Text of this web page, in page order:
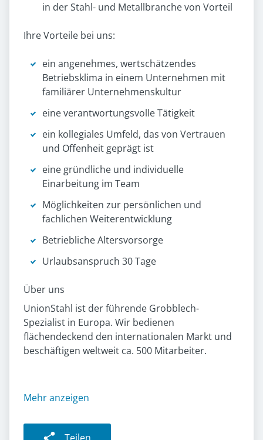
in der Stahl- und Metallbranche von Vorteil
Ihre Vorteile bei uns:
ein angenehmes, wertschätzendes
Betriebsklima in einem Unternehmen mit
familiärer Unternehmenskultur
eine verantwortungsvolle Tätigkeit
ein kollegiales Umfeld, das von Vertrauen
und Offenheit geprägt ist
eine gründliche und individuelle
Einarbeitung im Team
Möglichkeiten zur persönlichen und
fachlichen Weiterentwicklung
Betriebliche Altersvorsorge
Urlaubsanspruch 30 Tage
Über uns
UnionStahl ist der führende Grobblech-
Spezialist in Europa. Wir bedienen
flächendeckend den internationalen Markt und
beschäftigen weltweit ca. 500 Mitarbeiter.
Mehr anzeigen